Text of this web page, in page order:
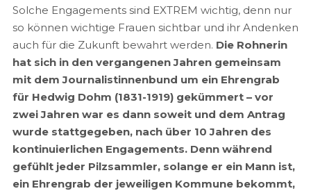
Solche Engagements sind EXTREM wichtig, denn nur
so können wichtige Frauen sichtbar und ihr Andenken
auch für die Zukunft bewahrt werden. Die Rohnerin
hat sich in den vergangenen Jahren gemeinsam
mit dem Journalistinnenbund um ein Ehrengrab
für Hedwig Dohm (1831-1919) gekümmert – vor
zwei Jahren war es dann soweit und dem Antrag
wurde stattgegeben, nach über 10 Jahren des
kontinuierlichen Engagements. Denn während
gefühlt jeder Pilzsammler, solange er ein Mann ist,
ein Ehrengrab der jeweiligen Kommune bekommt,